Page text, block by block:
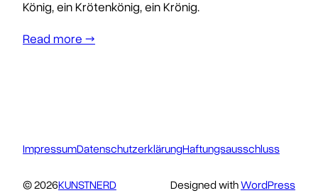
König, ein Krötenkönig, ein Krönig.
Read more →
ImpressumDatenschutzerklärungHaftungsausschluss
© 2026KUNSTNERD Designed withWordPress